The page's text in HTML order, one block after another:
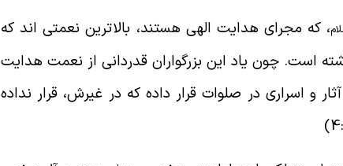
، که مجرای هدایت الهی هستند، بالاترین نعمتی اند که
است. چون یاد این بزرگواران قدردانی از نعمت هدایت
و اسراری در صلوات قرار داده که در غیرش، قرار نداده